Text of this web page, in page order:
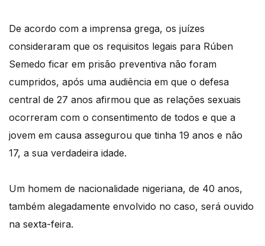
De acordo com a imprensa grega, os juízes
consideraram que os requisitos legais para Rúben
Semedo ficar em prisão preventiva não foram
cumpridos, após uma audiência em que o defesa
central de 27 anos afirmou que as relações sexuais
ocorreram com o consentimento de todos e que a
jovem em causa assegurou que tinha 19 anos e não
17, a sua verdadeira idade.
Um homem de nacionalidade nigeriana, de 40 anos,
também alegadamente envolvido no caso, será ouvido
na sexta-feira.